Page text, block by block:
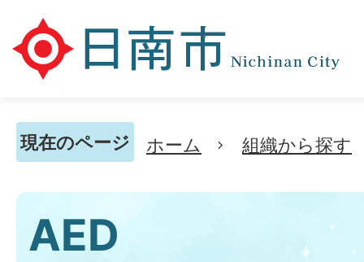
現在のページ ホーム 組織から探す
AED